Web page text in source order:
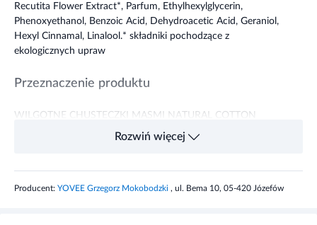
Recutita Flower Extract*, Parfum, Ethylhexylglycerin,
Phenoxyethanol, Benzoic Acid, Dehydroacetic Acid, Geraniol,
Hexyl Cinnamal, Linalool.* składniki pochodzące z
ekologicznych upraw
Przeznaczenie produktu
WILGOTNE CHUSTECZKI MASMI NATURAL COTTON
nawilżone płynem o szczególnie delikatnej formule.
Wykonane z organicznej bawełny, nie zawierają alkoholu,
testowany dermatologicznie, o przyjaznym pH 4,5. Chusteczki
zawierają wyciągi roślinne z nagietka, melisy, oliwę z oliwek,
Rozwiń więcej
Producent: YOVEE Grzegorz Mokobodzki , ul. Bema 10, 05-420 Józefów